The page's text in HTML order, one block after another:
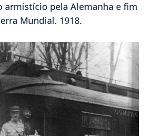
armistício pela Alemanha e fim
Mundial. 1918.